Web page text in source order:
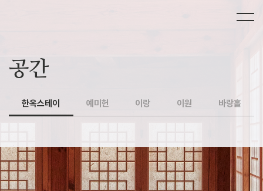
공간
한옥스테이 예미헌 이랑 이원 바랑홀